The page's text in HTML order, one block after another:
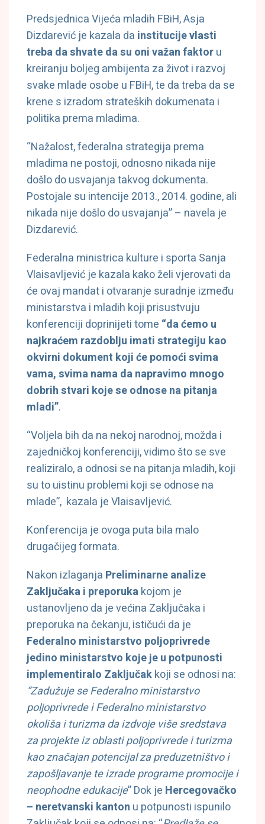
Predsjednica Vijeća mladih FBiH, Asja
Dizdarević je kazala da institucije vlasti
treba da shvate da su oni važan faktoru
kreiranju boljeg ambijenta za život i razvoj
svake mlade osobe u FBiH, te da treba da se
krene s izradom strateških dokumenata i
politika prema mladima.
“Nažalost, federalna strategija prema
mladima ne postoji, odnosno nikada nije
došlo do usvajanja takvog dokumenta.
Postojale su intencije 2013., 2014. godine, ali
nikada nije došlo do usvajanja” – navela je
Dizdarević.
Federalna ministrica kulture i sporta Sanja
Vlaisavljević je kazala kako želi vjerovati da
će ovaj mandat i otvaranje suradnje između
ministarstva i mladih koji prisustvuju
konferenciji doprinijeti tome “da ćemo u
najkraćem razdoblju imati strategiju kao
okvirni dokument koji će pomoći svima
vama, svima nama da napravimo mnogo
dobrih stvari koje se odnose na pitanja
mladi”.
“Voljela bih da na nekoj narodnoj, možda i
zajedničkoj konferenciji, vidimo što se sve
realiziralo, a odnosi se na pitanja mladih, koji
su to uistinu problemi koji se odnose na
mlade”, kazala je Vlaisavljević.
Konferencija je ovoga puta bila malo
drugačijeg formata.
Nakon izlaganja Preliminarne analize
Zaključaka i preporukakojom je
ustanovljeno da je većina Zaključaka i
preporuka na čekanju, ističući da je
Federalno ministarstvo poljoprivrede
jedino ministarstvo koje je u potpunosti
implementiralo Zaključakkoji se odnosi na:
“Zadužuje se Federalno ministarstvo
poljoprivrede i Federalno ministarstvo
okoliša i turizma da izdvoje više sredstava
za projekte iz oblasti poljoprivrede i turizma
kao značajan potencijal za preduzetništvo i
zapošljavanje te izrade programe promocije i
neophodne edukacije” Dok je Hercegovačko
– neretvanski kanton u potpunosti ispunilo